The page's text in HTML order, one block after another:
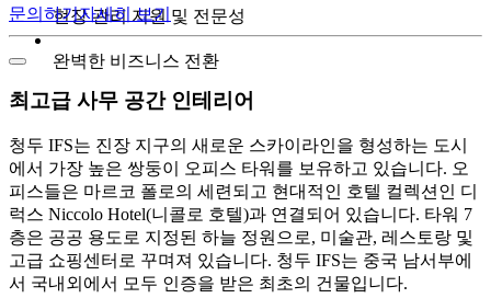
현장 관리 지원 및 전문성
완벽한 비즈니스 전환
문의하기자세히 보기
최고급 사무 공간 인테리어
청두 IFS는 진장 지구의 새로운 스카이라인을 형성하는 도시
에서 가장 높은 쌍둥이 오피스 타워를 보유하고 있습니다. 오
피스들은 마르코 폴로의 세련되고 현대적인 호텔 컬렉션인 디
럭스 Niccolo Hotel(니콜로 호텔)과 연결되어 있습니다. 타워 7
층은 공공 용도로 지정된 하늘 정원으로, 미술관, 레스토랑 및
고급 쇼핑센터로 꾸며져 있습니다. 청두 IFS는 중국 남서부에
서 국내외에서 모두 인증을 받은 최초의 건물입니다.